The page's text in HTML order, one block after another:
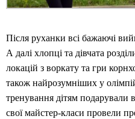
Після руханки всі бажаючі
А далі хлопці та дівчата
локацій з воркату та гри
також найрозумніших у
тренування дітям подарували
свої майстер-класи провели